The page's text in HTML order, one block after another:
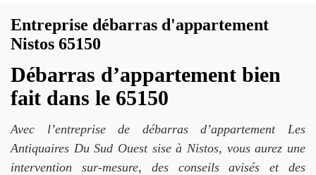
Entreprise débarras d'appartement
Nistos 65150
Débarras d’appartement bien
fait dans le 65150
Avec l’entreprise de débarras d’appartement Les
Antiquaires Du Sud Ouest sise à Nistos, vous aurez une
intervention sur-mesure, des conseils avisés et des